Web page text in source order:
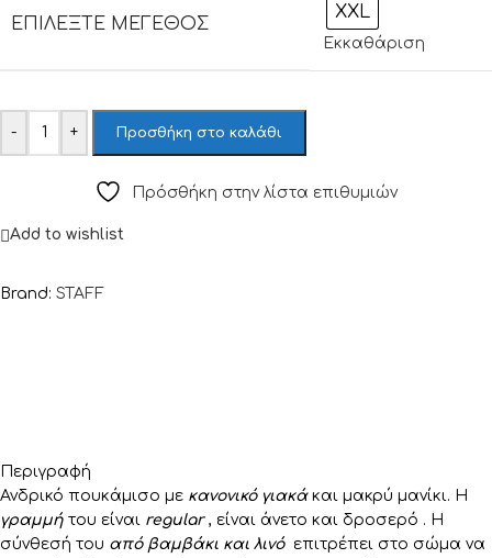
ΕΠΙΛΈΞΤΕ ΜΈΓΕΘΟΣ
XXL
Εκκαθάριση
- + Προσθήκη στο καλάθι
Πρόσθήκη στην λίστα επιθυμιών
Add to wishlist
Brand: STAFF
Περιγραφή
Ανδρικό πουκάμισο με κανονικό γιακάκαι μακρύ μανίκι. Η
γραμμή του είναι regular , είναι άνετο και δροσερό . Η
σύνθεσή του από βαμβάκι και λινόεπιτρέπει στο σώμα να